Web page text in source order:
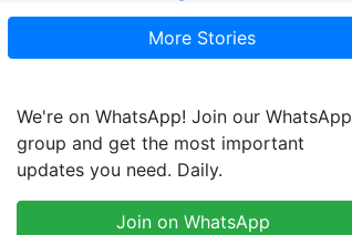
More Stories
We're on WhatsApp! Join our WhatsApp
group and get the most important
updates you need. Daily.
Join on WhatsApp